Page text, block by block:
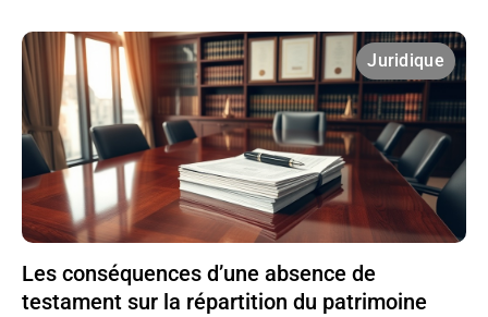
Juridique
Les conséquences d’une absence de
testament sur la répartition du patrimoine